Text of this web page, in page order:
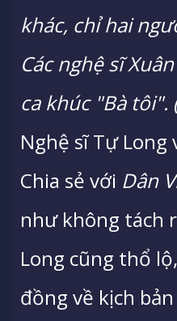
khác, chỉ hai
Các nghệ sĩ
ca khúc "Bà tôi".
Nghệ sĩ Tự Long
Chia sẻ với Dân
như không tách
Long cũng thổ
đồng về kịch